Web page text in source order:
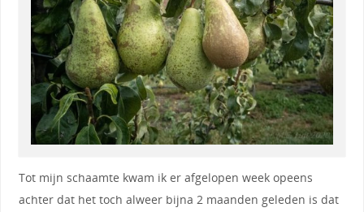
Tot mijn schaamte kwam ik er afgelopen week opeens
achter dat het toch alweer bijna 2 maanden geleden is dat